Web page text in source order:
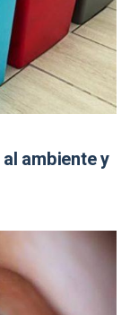
ambiente y